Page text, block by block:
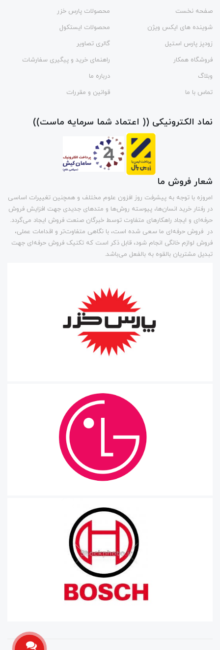
صفحه نخست
محصولات پارس خزر
شوینده های ایکس ویژن
محصولات ایستکول
زودپز پارس استیل
گالری تصاویر
فروشگاه همکار
راهنمای خرید و پیگیری سفارشات
وبلاگ
درباره ما
تماس با ما
قوانین و مقررات
نماد الکترونیکی (( اعتماد شما سرمایه ماست))
شعار فروش ما
امروزه با توجه به پیشرفت روز افزون علوم مختلف و همچنین تغییرات اساسی
در رفتار خرید انسان‌ها، پیوسته روش‌ها و متد‌های جدیدی جهت افزایش فروش
حرفه‌ای و ایجاد راهکارهای متفاوت توسط خبرگان صنعت فروش ایجاد می‌گردد.
در فروش حرفه‌ای ما سعی شده است، با نگاهی متفاوت‌تر و اقدامات عملی،
فروش لوازم خانگی انجام شود، قابل ذکر است که تکنیک فروش حرفه‌ای جهت
تبدیل مشتریان بالقوه به بالفعل می‌باشد.